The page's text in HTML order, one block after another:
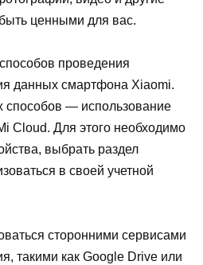
ценными для вас.
проведения
данных смартфона Xiaomi.
способов — использование
Cloud. Для этого необходимо
выбрать раздел
в своей учетной
сторонними сервисами
такими как Google Drive или